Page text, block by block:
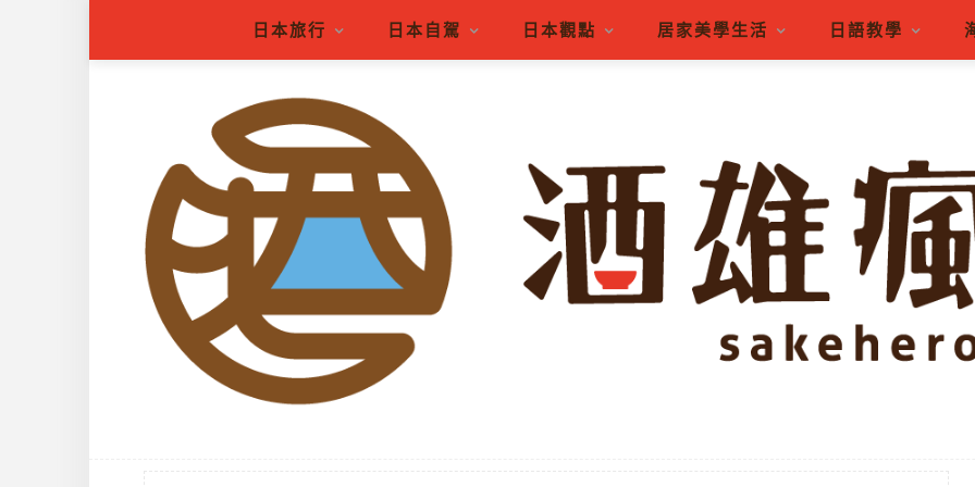
日本旅行 日本自駕 日本觀點 居家美學生活 日語教學